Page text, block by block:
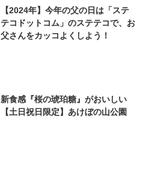
【2024年】今年の父の日は「ステ
テコドットコム」のステテコで、お
父さんをカッコよくしよう！
新食感『桜の琥珀糖』がおいしい
【土日祝日限定】あけぼの山公園